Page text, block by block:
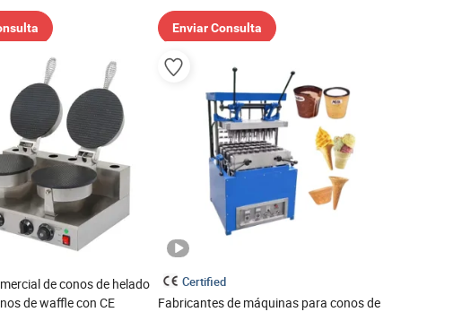
Enviar Consulta
de conos de helado
de waffle con CE
Certified
Fabricantes de máquinas para conos de